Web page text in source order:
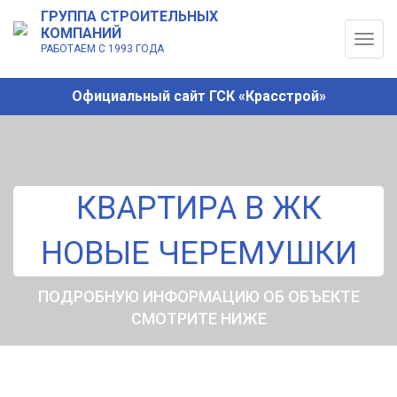
Официальный сайт ГСК «Красстрой»
ГРУППА СТРОИТЕЛЬНЫХ
КОМПАНИЙ
РАБОТАЕМ С 1993 ГОДА
КВАРТИРА В ЖК
НОВЫЕ ЧЕРЕМУШКИ
ПОДРОБНУЮ ИНФОРМАЦИЮ ОБ ОБЪЕКТЕ
СМОТРИТЕ НИЖЕ